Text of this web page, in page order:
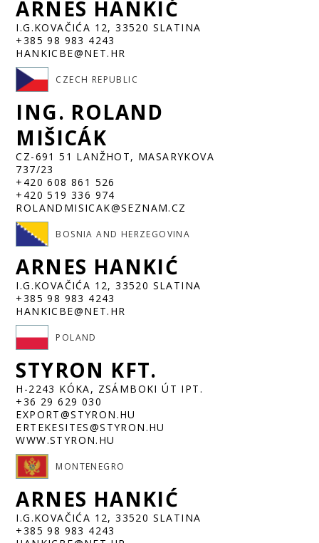
ARNES HANKIĆ
I.G.KOVAČIĆA 12, 33520 SLATINA
+385 98 983 4243
HANKICBE@NET.HR
CZECH REPUBLIC
ING. ROLAND
MIŠICÁK
CZ-691 51 LANŽHOT, MASARYKOVA
737/23
+420 608 861 526
+420 519 336 974
ROLANDMISICAK@SEZNAM.CZ
BOSNIA AND HERZEGOVINA
ARNES HANKIĆ
I.G.KOVAČIĆA 12, 33520 SLATINA
+385 98 983 4243
HANKICBE@NET.HR
POLAND
STYRON KFT.
H-2243 KÓKA, ZSÁMBOKI ÚT IPT.
+36 29 629 030
EXPORT@STYRON.HU
ERTEKESITES@STYRON.HU
WWW.STYRON.HU
MONTENEGRO
ARNES HANKIĆ
I.G.KOVAČIĆA 12, 33520 SLATINA
+385 98 983 4243